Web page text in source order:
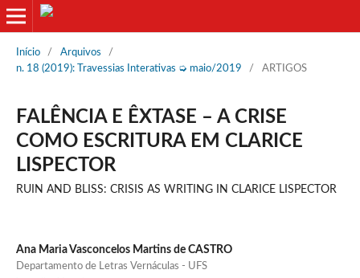
Início / Arquivos
/
n. 18 (2019): Travessias Interativas ➭ maio/2019
/ ARTIGOS
FALÊNCIA E ÊXTASE – A CRISE
COMO ESCRITURA EM CLARICE
LISPECTOR
RUIN AND BLISS: CRISIS AS WRITING IN CLARICE LISPECTOR
Ana Maria Vasconcelos Martins de CASTRO
Departamento de Letras Vernáculas - UFS